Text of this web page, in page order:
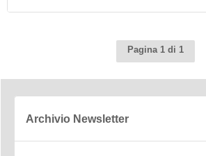
Pagina 1 di 1
Archivio Newsletter